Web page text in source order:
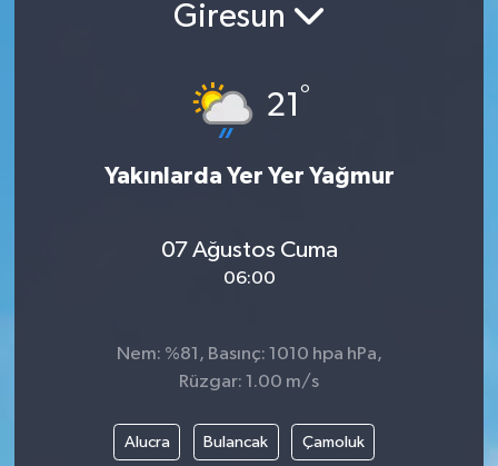
Giresun
21 °
Yakınlarda Yer Yer Yağmur
07 Ağustos Cuma
06:00
Nem: %81, Basınç: 1010 hpa hPa,
Rüzgar: 1.00 m/s
Alucra Bulancak Çamoluk